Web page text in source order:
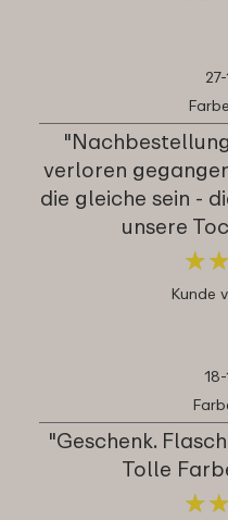
verloren
die gleiche sein -
unsere
★★
★★
Kunde
"Geschenk.
Tolle
★★
★★